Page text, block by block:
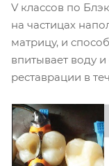
V классов по
на частицах
матрицу, и
впитывает воду
реставрации в